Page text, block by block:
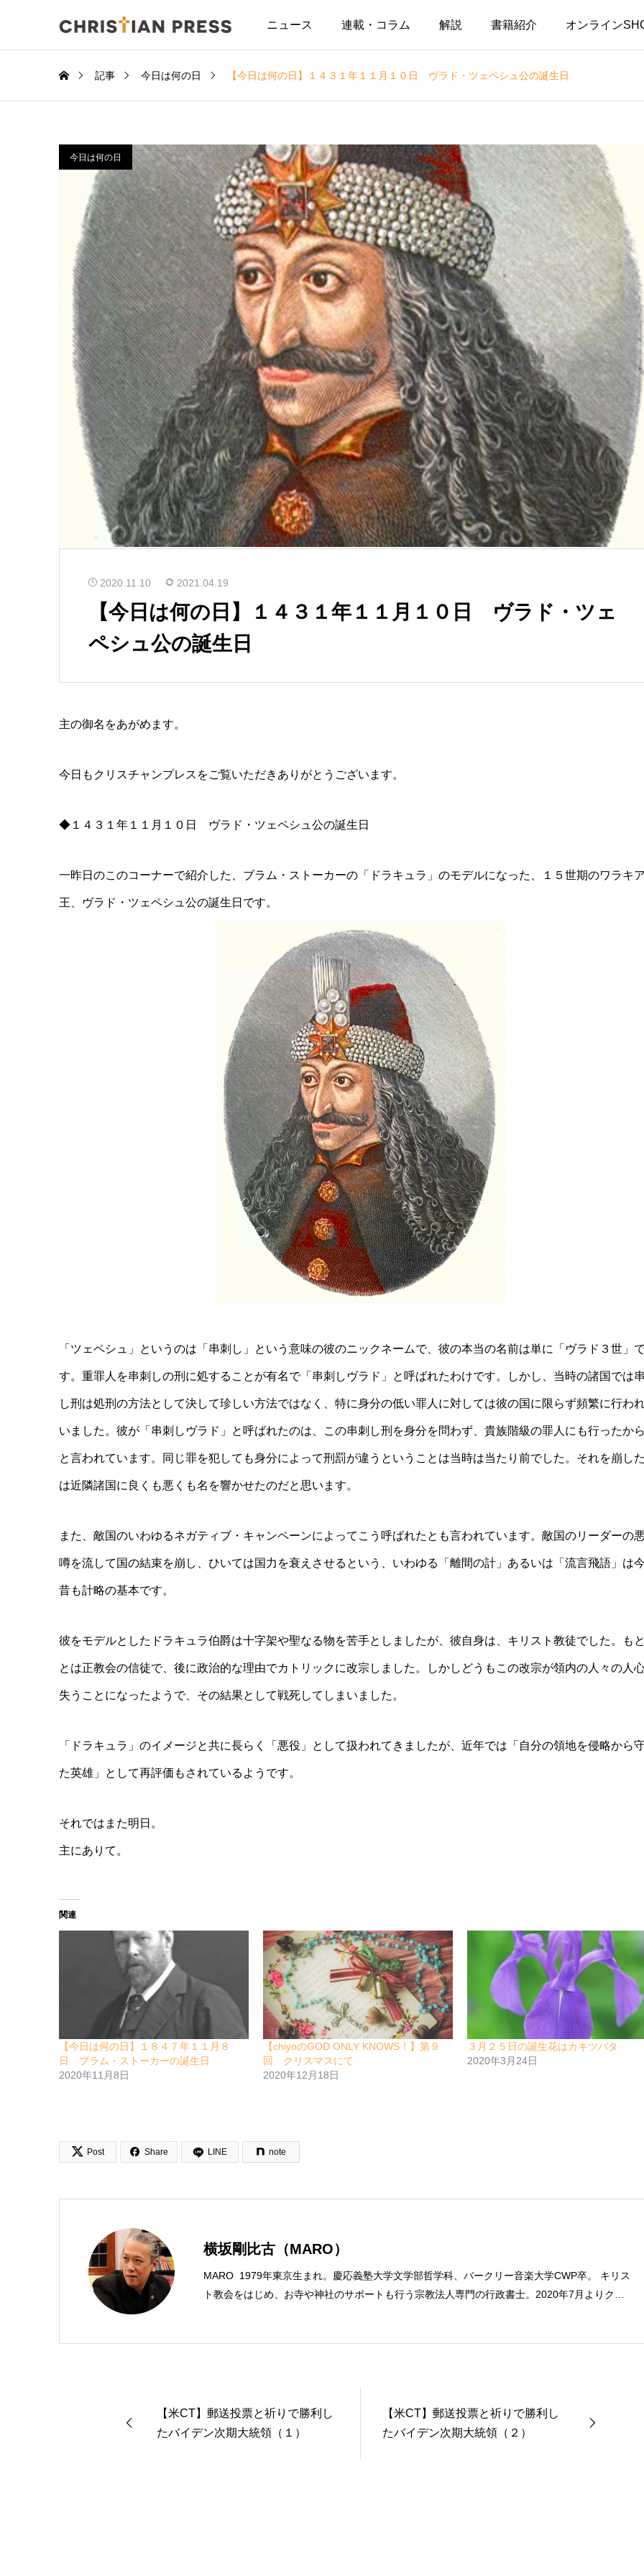
ニュース 連載・コラム 解説 書籍紹介 オンライン
記事 今日は何の日 【今日は何の日】１４３１年１１月１０日 ヴラド・ツェペシュ公の誕生日
今日は何の日
2020.11.10 2021.04.19
【今日は何の日】１４３１年１１月１０日 ヴラド・ツェ
ペシュ公の誕生日
主の御名をあがめます。
今日もクリスチャンプレスをご覧いただきありがとうございます。
◆１４３１年１１月１０日 ヴラド・ツェペシュ公の誕生日
一昨日のこのコーナーで紹介した、ブラム・ストーカーの「ドラキュラ」のモデルになった、１５世期のワラキ
王、ヴラド・ツェペシュ公の誕生日です。
「ツェペシュ」というのは「串刺し」という意味の彼のニックネームで、彼の本当の名前は単に「ヴラド３世」
す。重罪人を串刺しの刑に処することが有名で「串刺しヴラド」と呼ばれたわけです。しかし、当時の諸国では
し刑は処刑の方法として決して珍しい方法ではなく、特に身分の低い罪人に対しては彼の国に限らず頻繁に行わ
いました。彼が「串刺しヴラド」と呼ばれたのは、この串刺し刑を身分を問わず、貴族階級の罪人にも行ったか
と言われています。同じ罪を犯しても身分によって刑罰が違うということは当時は当たり前でした。それを崩し
は近隣諸国に良くも悪くも名を響かせたのだと思います。
また、敵国のいわゆるネガティブ・キャンペーンによってこう呼ばれたとも言われています。敵国のリーダーの
噂を流して国の結束を崩し、ひいては国力を衰えさせるという、いわゆる「離間の計」あるいは「流言飛語」は
昔も計略の基本です。
彼をモデルとしたドラキュラ伯爵は十字架や聖なる物を苦手としましたが、彼自身は、キリスト教徒でした。も
とは正教会の信徒で、後に政治的な理由でカトリックに改宗しました。しかしどうもこの改宗が領内の人々の人
失うことになったようで、その結果として戦死してしまいました。
「ドラキュラ」のイメージと共に長らく「悪役」として扱われてきましたが、近年では「自分の領地を侵略から
た英雄」として再評価もされているようです。
それではまた明日。
主にありて。
関連
【今日は何の日】１８４７年１１月８
日 ブラム・ストーカーの誕生日
2020年11月8日
【chiyoのGOD ONLY KNOWS！】第９
回 クリスマスにて
2020年12月18日
３月２５日の誕生花はカキツバタ
2020年3月24日
 Post  Share LINE note
横坂剛比古（MARO）
MARO 1979年東京生まれ。慶応義塾大学文学部哲学科、バークリー音楽大学CWP卒。 キリス
ト教会をはじめ、お寺や神社のサポートも行う宗教法人専門の行政書士。2020年7月よりクリ
ンド社）、『世界一ゆるい聖書入門』、『世界一ゆるい聖書教室』（「ふざけ担当」LEONとの
共著、講談社）などがある。新著<a href="https://amzn.to/376F9aC">『ふっと心がラクにな
る 眠れぬ夜の聖書のことば』（大和書房）</a>２０２２年３月１５日発売。
【米CT】郵送投票と祈りで勝利し
たバイデン次期大統領（１）
【米CT】郵送投票と祈りで勝利し
たバイデン次期大統領（２）